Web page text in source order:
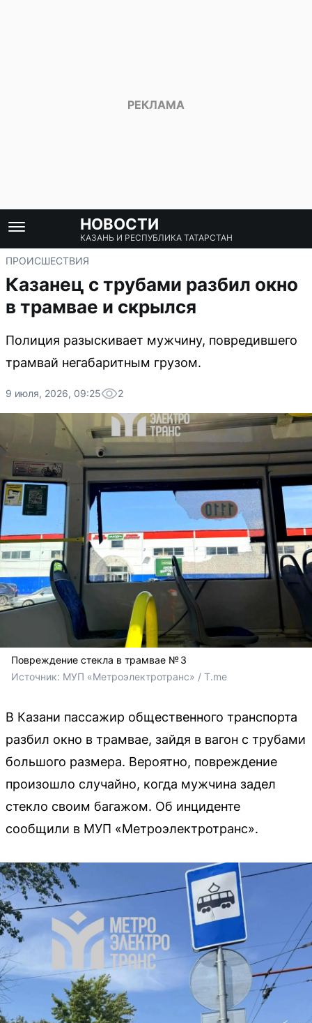
НОВОСТИ
КАЗАНЬ И РЕСПУБЛИКА ТАТАРСТАН
ПРОИСШЕСТВИЯ
Казанец с трубами разбил окно
в трамвае и скрылся
Полиция разыскивает мужчину, повредившего
трамвай негабаритным грузом.
9 июля, 2026, 09:25 2
Повреждение стекла в трамвае № 3
Источник: МУП «Метроэлектротранс» / T.me
В Казани пассажир общественного транспорта
разбил окно в трамвае, зайдя в вагон с трубами
большого размера. Вероятно, повреждение
произошло случайно, когда мужчина задел
стекло своим багажом. Об инциденте
сообщили в МУП «Метроэлектротранс».